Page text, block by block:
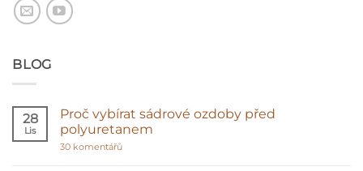
BLOG
28
Lis
Proč vybírat sádrové ozdoby před
polyuretanem
30 komentářůu